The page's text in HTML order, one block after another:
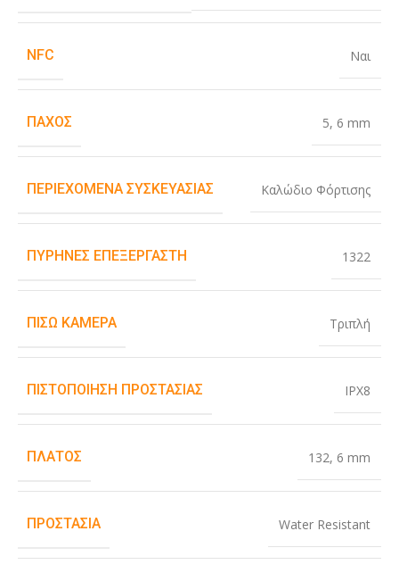
NFC Ναι
ΠΆΧΟΣ 5, 6 mm
ΠΕΡΙΕΧΌΜΕΝΑ ΣΥΣΚΕΥΑΣΊΑΣ Καλώδιο Φόρτισης
ΠΥΡΉΝΕΣ ΕΠΕΞΕΡΓΑΣΤΉ 1322
ΠΊΣΩ ΚΆΜΕΡΑ Τριπλή
ΠΙΣΤΟΠΟΊΗΣΗ ΠΡΟΣΤΑΣΊΑΣ IPX8
ΠΛΆΤΟΣ 132, 6 mm
ΠΡΟΣΤΑΣΊΑ Water Resistant